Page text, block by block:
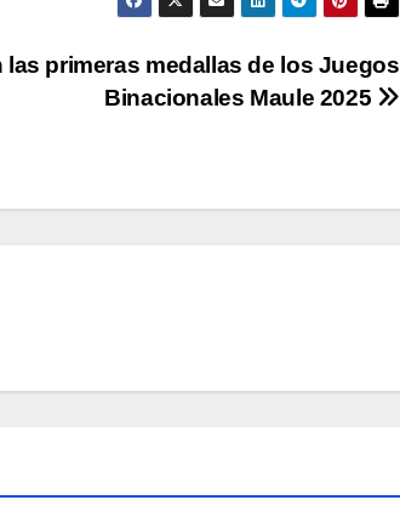
las primeras medallas de los Juegos
Binacionales Maule 2025